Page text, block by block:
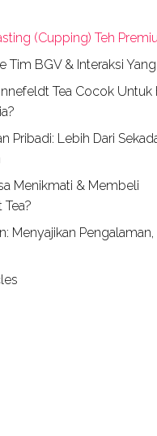
(Cupping) Teh
Tim BGV & Interaksi
Tea Cocok Untuk
Pribadi: Lebih Dari
Menikmati & Membeli
Menyajikan Pengalaman,